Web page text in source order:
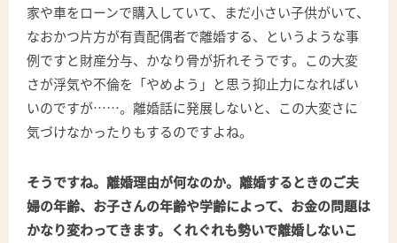
家や車をローンで購入していて、まだ小さい子供がいて、
なおかつ片方が有責配偶者で離婚する、というような事
例ですと財産分与、かなり骨が折れそうです。この大変
さが浮気や不倫を「やめよう」と思う抑止力になればい
いのですが……。離婚話に発展しないと、この大変さに
気づけなかったりもするのですよね。
そうですね。離婚理由が何なのか。離婚するときのご夫
婦の年齢、お子さんの年齢や学齢によって、お金の問題は
かなり変わってきます。くれぐれも勢いで離婚しないこ